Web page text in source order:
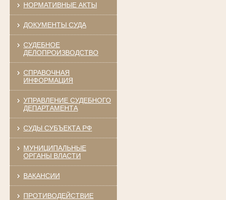
НОРМАТИВНЫЕ АКТЫ
ДОКУМЕНТЫ СУДА
СУДЕБНОЕ
ДЕЛОПРОИЗВОДСТВО
СПРАВОЧНАЯ
ИНФОРМАЦИЯ
УПРАВЛЕНИЕ СУДЕБНОГО
ДЕПАРТАМЕНТА
СУДЫ СУБЪЕКТА РФ
МУНИЦИПАЛЬНЫЕ
ОРГАНЫ ВЛАСТИ
ВАКАНСИИ
ПРОТИВОДЕЙСТВИЕ